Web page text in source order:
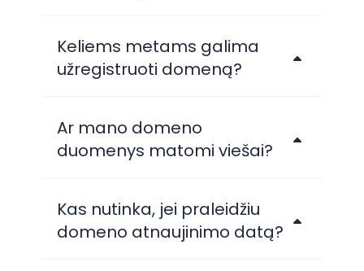
Keliems metams galima
užregistruoti domeną?
Ar mano domeno
duomenys matomi viešai?
Kas nutinka, jei praleidžiu
domeno atnaujinimo datą?